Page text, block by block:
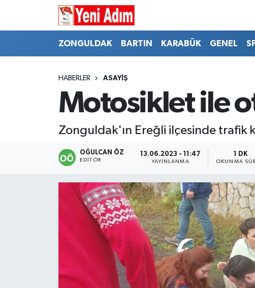
ZONGULDAK BARTIN KARABÜK GENEL
HABERLER ASAYİŞ
Motosiklet ile
Zonguldak'ın Ereğli ilçesinde trafik
OĞULCAN ÖZ
EDITÖR
13.06.2023 - 11:47
YAYINLANMA
1 DK
OKUNMA
ZONGULDAK
RESMİ İLAN
ZONGULDAK
KARABÜK
SİYASET
Zonguldak Hava Durumu
Süper Lig Puan Durumu ve Fikstür
Haber Arşivi